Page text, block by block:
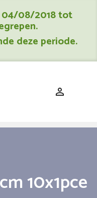
04/08/2018 tot
deze periode.

10x1pce